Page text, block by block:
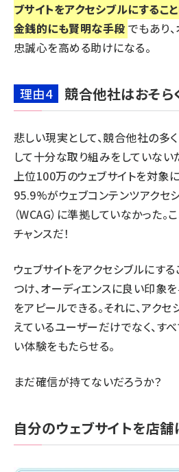
ブサイトをアクセシブルにするこ
金銭的にも賢明な手段 でもあり
忠誠心を高める助けになる。
理由4 競合他社はおそら
悲しい現実として、競合他社の多
して十分な取り組みをしていない
上位100万のウェブサイトを対象
95.9%がウェブコンテンツアクセ
（WCAG）に準拠していなかった
チャンスだ！
ウェブサイトをアクセシブルにす
つけ、オーディエンスに良い印象
をアピールできる。それに、アク
えているユーザーだけでなく、す
い体験をもたらせる。
まだ確信が持てないだろうか？
自分のウェブサイトを店舗